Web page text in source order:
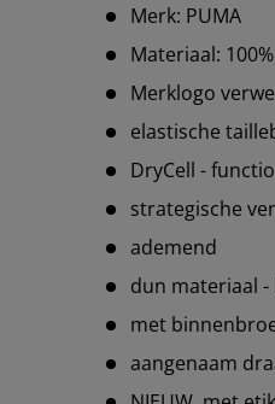
Merk: PUMA
Materiaal:
Merklogo
elastische
DryCell -
strategische
ademend
dun materiaal
met
aangenaam